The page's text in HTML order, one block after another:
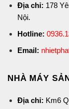
Địa chỉ: 178
Nội.
Hotline:
Email:
NHÀ MÁY
Địa chỉ: Km6